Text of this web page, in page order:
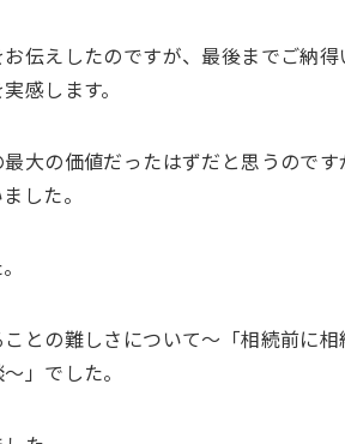
伝えしたのですが、最後までご納得
感します。
大の価値だったはずだと思うので
した。
との難しさについて～「相続前に
」でした。